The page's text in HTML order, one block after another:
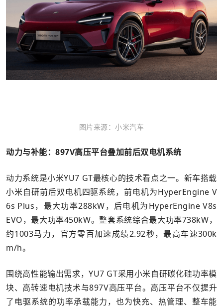
图片来源：小米汽车
动力与补能：897V高压平台叠加前后双电机系统
动力系统是小米YU7 GT最核心的技术看点之一。新车搭载
小米自研前后双电机四驱系统，前电机为HyperEngine V
6s Plus，最大功率288kW，后电机为HyperEngine V8s
EVO，最大功率450kW。整套系统综合最大功率738kW，
约1003马力，官方零百加速成绩2.92秒，最高车速300k
m/h。
围绕高性能输出需求，YU7 GT采用小米自研碳化硅功率模
块、高转速电机技术与897V高压平台。高压平台不仅提升
了电驱系统的功率承载能力，也为快充、热管理、整车能